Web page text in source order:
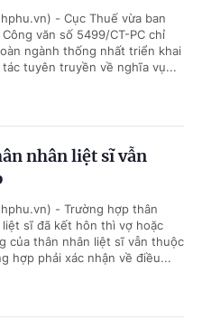
- Cục Thuế vừa ban
Công văn số 5499/CT-PC chỉ
ngành thống nhất triển khai
tác tuyên truyền về nghĩa vụ...
nhân liệt sĩ vẫn
- Trường hợp thân
liệt sĩ đã kết hôn thì vợ hoặc
của thân nhân liệt sĩ vẫn thuộc
hợp phải xác nhận về điều...